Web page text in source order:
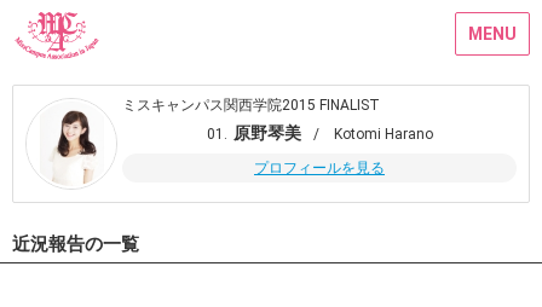
MENU
ミスキャンパス関西学院2015 FINALIST
01. 原野琴美
/ Kotomi Harano
プロフィールを見る
近況報告の一覧